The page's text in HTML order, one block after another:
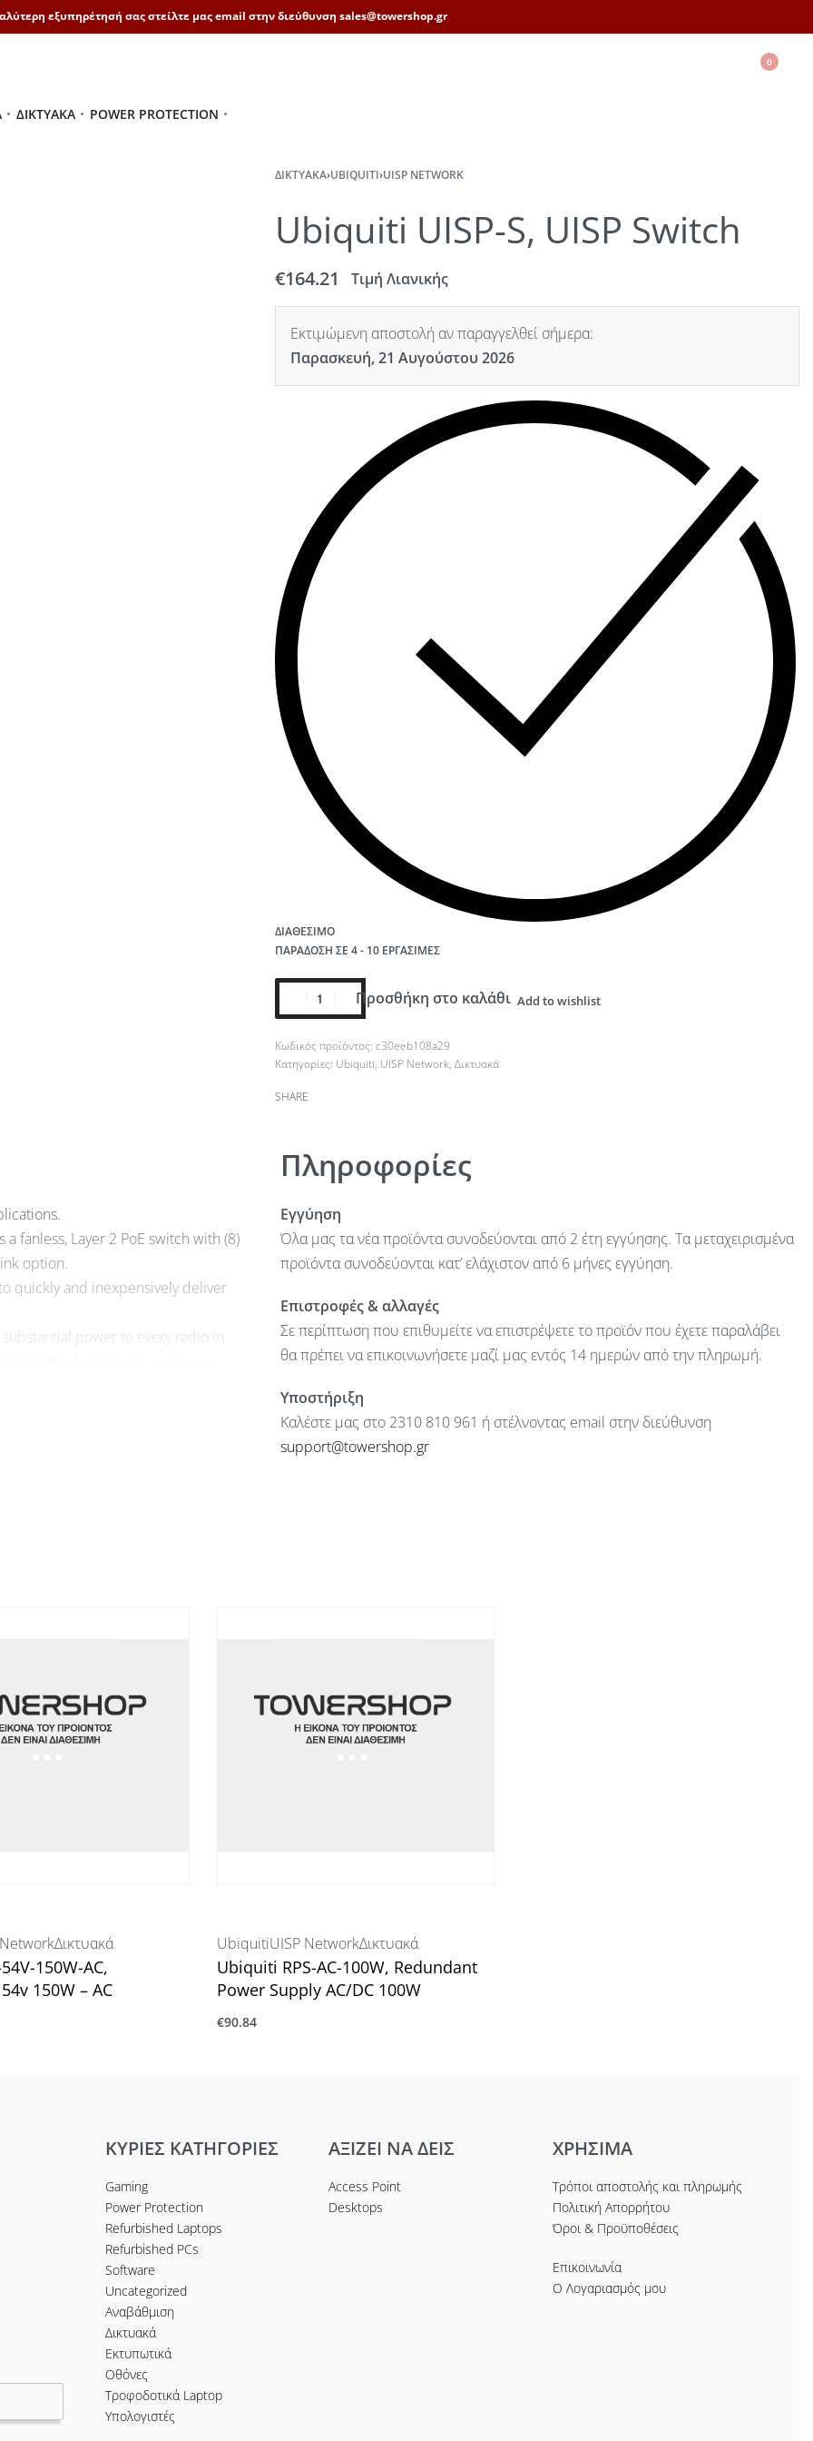
εξυπηρέτησή σας στείλτε μας email στην διεύθυνση sales@towershop.gr
0
ΔΙΚΤΥΑΚΆ POWER PROTECTION
ΔΙΚΤΥΑΚΆ›UBIQUITI›UISP NETWORK
Ubiquiti UISP-S, UISP Switch
€164.21 Τιμή Λιανικής
Εκτιμώμενη αποστολή αν παραγγελθεί σήμερα:
Παρασκευή, 21 Αυγούστου 2026
ΔΙΑΘΈΣΙΜΟ
ΠΑΡΆΔΟΣΗ ΣΕ 4 - 10 ΕΡΓΆΣΙΜΕΣ
Προσθήκη στο καλάθι Add to wishlist
c30eeb108a29
Κατηγορίες: Ubiquiti, UISP Network, Δικτυακά
SHARE
fanless, Layer 2 PoE switch with (8)
option.
quickly and inexpensively deliver
power to every radio in
Πληροφορίες
Εγγύηση
Όλα μας τα νέα προϊόντα συνοδεύονται από 2 έτη εγγύησης. Τα μεταχειρισμένα
προϊόντα συνοδεύονται κατ’ ελάχιστον από 6 μήνες εγγύηση.
Επιστροφές & αλλαγές
Σε περίπτωση που επιθυμείτε να επιστρέψετε το προϊόν που έχετε παραλάβει
θα πρέπει να επικοινωνήσετε μαζί μας εντός 14 ημερών από την πληρωμή.
Υποστήριξη
Καλέστε μας στο 2310 810 961 ή στέλνοντας email στην διεύθυνση
support@towershop.gr
Δικτυακά
150W-AC,
150W – AC
UbiquitiUISP NetworkΔικτυακά
Ubiquiti RPS-AC-100W, Redundant
Power Supply AC/DC 100W
€90.84
ΚΥΡΙΕΣ ΚΑΤΗΓΟΡΙΕΣ
Gaming
Power Protection
Refurbished Laptops
Refurbished PCs
Software
Uncategorized
Αναβάθμιση
Δικτυακά
Εκτυπωτικά
Οθόνες
Τροφοδοτικά Laptop
Υπολογιστές
ΑΞΙΖΕΙ ΝΑ ΔΕΙΣ
Access Point
Desktops
ΧΡΗΣΙΜΑ
Τρόποι αποστολής και πληρωμής
Πολιτική Απορρήτου
Όροι & Προϋποθέσεις
Επικοινωνία
Ο Λογαριασμός μου